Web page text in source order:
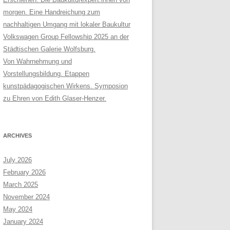
morgen. Eine Handreichung zum
nachhaltigen Umgang mit lokaler Baukultur
Volkswagen Group Fellowship 2025 an der
Städtischen Galerie Wolfsburg.
Von Wahrnehmung und
Vorstellungsbildung. Etappen
kunstpädagogischen Wirkens. Symposion
zu Ehren von Edith Glaser-Henzer.
ARCHIVES
July 2026
February 2026
March 2025
November 2024
May 2024
January 2024